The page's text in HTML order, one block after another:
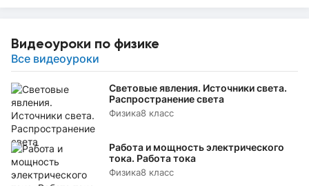
Видеоуроки по физике
Все видеоуроки
Световые явления. Источники света.
Распространение света
Физика8 класс
Работа и мощность электрического
тока. Работа тока
Физика8 класс